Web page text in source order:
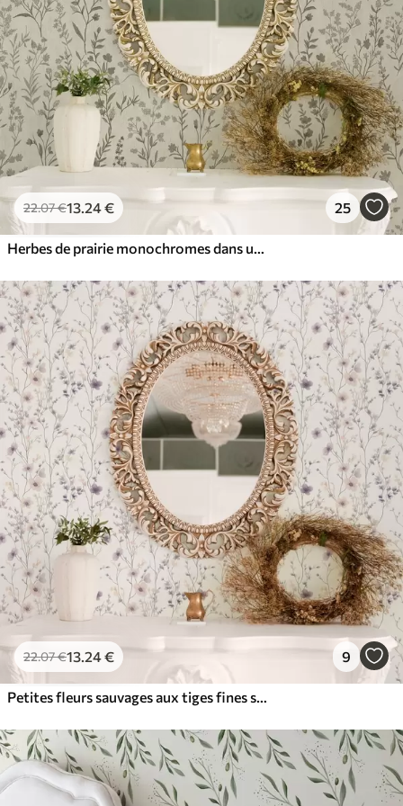
22.07€13.24€ 25
Herbes de prairie monochromes dans un style vintage
22.07€13.24€ 9
Petites fleurs sauvages aux tiges fines sur fond clair